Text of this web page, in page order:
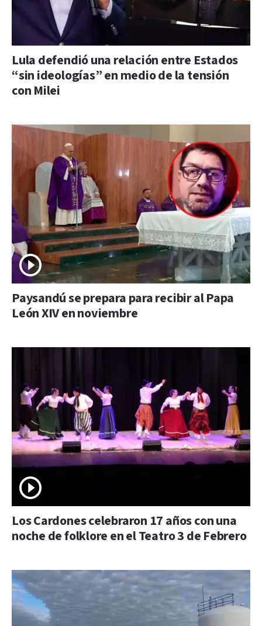
Lula defendió una relación entre Estados
“sin ideologías” en medio de la tensión
con Milei
Paysandú se prepara para recibir al Papa
León XIV en noviembre
Los Cardones celebraron 17 años con una
noche de folklore en el Teatro 3 de Febrero